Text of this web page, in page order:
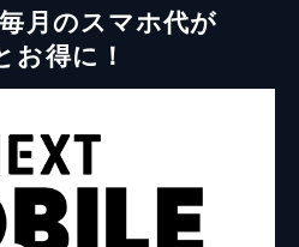
月のスマホ代が
お得に！